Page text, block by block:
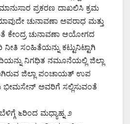
ಪ್ರಕರಣ ದಾಖಲಿಸಿ ಕ್ರಮ
ಚುನಾವಣಾ ಅಪರಾಧ ಮತ್ತು
ಕೇಂದ್ರ ಚುನಾವಣಾ ಆಯೋಗದ
ಸಂಹಿತೆಯನ್ನು ಕಟ್ಟುನಿಟ್ಟಾಗಿ
ನಿಗಧಿತ ನಮೂನೆಯಲ್ಲಿ ಜಿಲ್ಲಾ
ಜಿಲ್ಲಾ ಪಂಚಾಯತ್ ಉಪ
ಭೀಮಸೇನ್ ಅವರಿಗೆ ಸಲ್ಲಿಸುವಂತೆ
೬ರಿಂದ ಮಧ್ಯಾಹ್ನ ೨